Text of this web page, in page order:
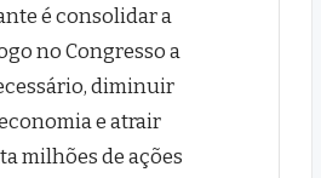
é consolidar a
no Congresso a
diminuir
e atrair
milhões de ações